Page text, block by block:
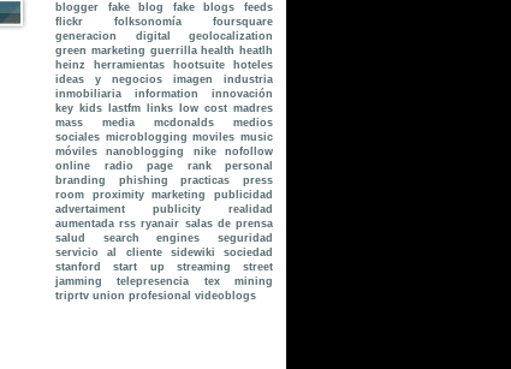
blogger
fake blog fake blogs
feeds
flickr
folksonomía
foursquare
generacion digital
geolocalization
green marketing guerrilla health
heatlh
heinz
herramientas hootsuite
hoteles
ideas y negocios
imagen
industria
inmobiliaria
information
innovación
key kids lastfm links low cost madres
mass media
mcdonalds
medios
sociales microblogging moviles music
móviles
nanoblogging nike
nofollow
online radio
page rank
personal
branding
phishing practicas
press
room
proximity marketing
publicidad
advertaiment
publicity
realidad
aumentada rss ryanair salas de prensa
salud
search engines
seguridad
servicio al cliente
sidewiki
sociedad
stanford
start up streaming
street
jamming
telepresencia
tex mining
triprtv union profesional videoblogs